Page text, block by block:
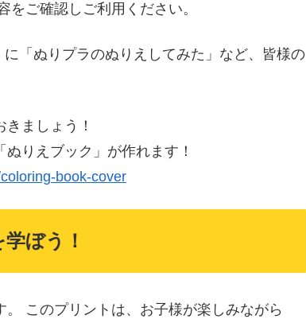
ご確認しご利用ください。
「ぬりプラのぬりえしてみた」など、皆様の
ましょう！
りえブック」が作れます！
book-cover
ぼう！
。 このプリントは、お子様が楽しみながら